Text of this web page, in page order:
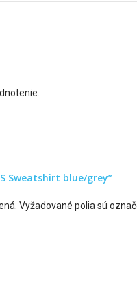
Sweatshirt blue/grey”
Vyžadované polia sú